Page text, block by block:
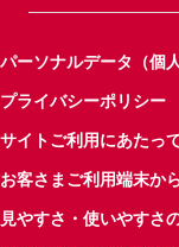
パーソナルデータ（個
プライバシーポリシー
サイトご利用にあたっ
お客さまご利用端末か
見やすさ・使いやすさ